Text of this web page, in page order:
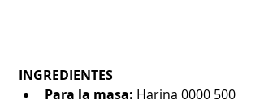
INGREDIENTES
Para la masa: Harina 0000 500